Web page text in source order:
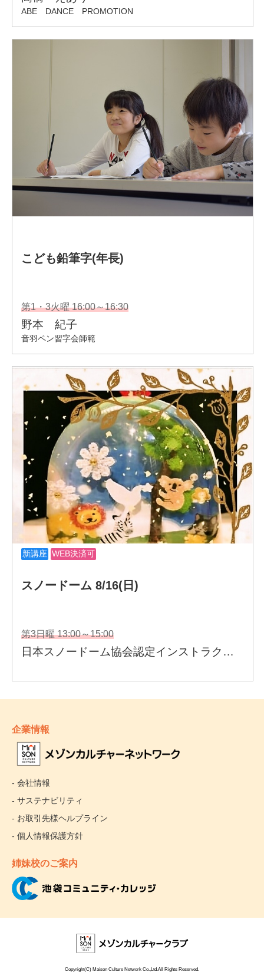
企業情報
- 会社情報
- サステナビリティ
- お取引先様ヘルプライン
- 個人情報保護方針
姉妹校のご案内
Copyright(C) Maison Culture Network Co.,Ltd.All Rights Reserved.